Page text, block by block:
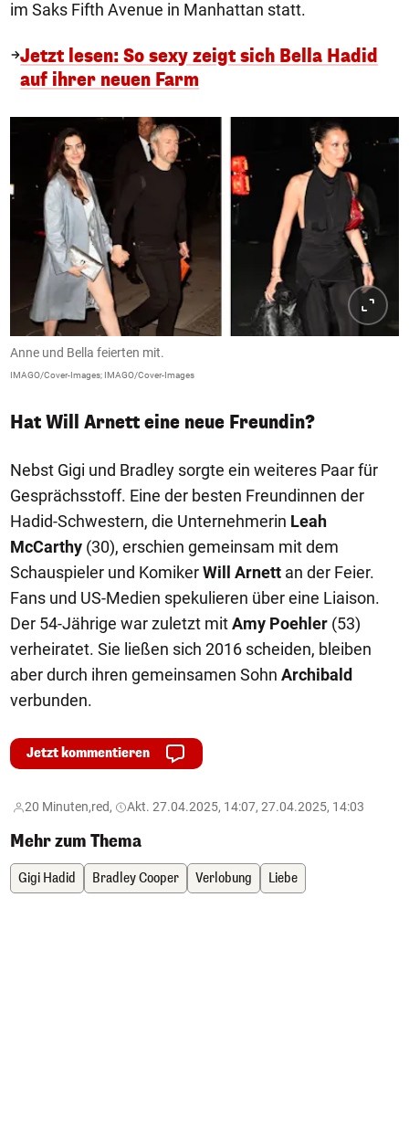
im Saks Fifth Avenue in Manhattan statt.
Jetzt lesen: So sexy zeigt sich Bella Hadid
auf ihrer neuen Farm
Anne und Bella feierten mit.
IMAGO/Cover-Images; IMAGO/Cover-Images
Hat Will Arnett eine neue Freundin?
Nebst Gigi und Bradley sorgte ein weiteres Paar für
Gesprächsstoff. Eine der besten Freundinnen der
Hadid-Schwestern, die Unternehmerin Leah
McCarthy (30), erschien gemeinsam mit dem
Schauspieler und KomikerWill Arnett an der Feier.
Fans und US-Medien spekulieren über eine Liaison.
Der 54-Jährige war zuletzt mitAmy Poehler (53)
verheiratet. Sie ließen sich 2016 scheiden, bleiben
aber durch ihren gemeinsamen Sohn Archibald
verbunden.
Jetzt kommentieren
20 Minuten,red, Akt. 27.04.2025, 14:07, 27.04.2025, 14:03
Mehr zum Thema
Gigi Hadid Bradley Cooper Verlobung Liebe